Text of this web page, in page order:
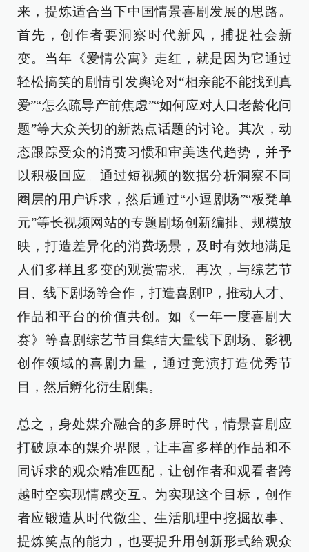
来，提炼适合当下中国情景喜剧发展的思路。
首先，创作者要洞察时代新风，捕捉社会新
变。当年《爱情公寓》走红，就是因为它通过
轻松搞笑的剧情引发舆论对“相亲能不能找到真
爱”“怎么疏导产前焦虑”“如何应对人口老龄化问
题”等大众关切的新热点话题的讨论。其次，动
态跟踪受众的消费习惯和审美迭代趋势，并予
以积极回应。通过短视频的数据分析洞察不同
圈层的用户诉求，然后通过“小逗剧场”“板凳单
元”等长视频网站的专题剧场创新编排、规模放
映，打造差异化的消费场景，及时有效地满足
人们多样且多变的观赏需求。再次，与综艺节
目、线下剧场等合作，打造喜剧IP，推动人才、
作品和平台的价值共创。如《一年一度喜剧大
赛》等喜剧综艺节目集结大量线下剧场、影视
创作领域的喜剧力量，通过竞演打造优秀节
目，然后孵化衍生剧集。
总之，身处媒介融合的多屏时代，情景喜剧应
打破原本的媒介界限，让丰富多样的作品和不
同诉求的观众精准匹配，让创作者和观看者跨
越时空实现情感交互。为实现这个目标，创作
者应锻造从时代微尘、生活肌理中挖掘故事、
提炼笑点的能力，也要提升用创新形式给观众